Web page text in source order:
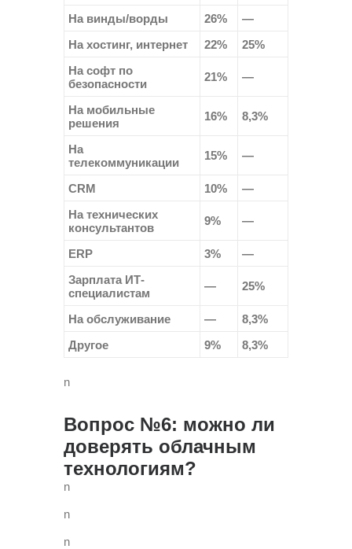
На винды/ворды 26%
—
На хостинг, интернет
22%
25%
На софт по
безопасности
21% —
На мобильные
решения
16% 8,3%
На
телекоммуникации
15% —
CRM 10%
—
На технических
консультантов
9% —
ERP 3%
—
Зарплата ИТ-
специалистам
— 25%
На обслуживание —
8,3%
Другое
9% 8,3%
n
Вопрос №6: можно ли
доверять облачным
технологиям?
n
n
n